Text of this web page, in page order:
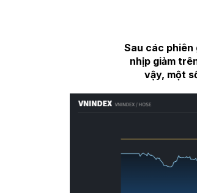
Sau các phiên
nhịp giảm
vậy, một